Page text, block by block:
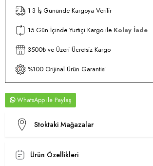
1-3 İş Gününde Kargoya Verilir
15 Gün İçinde Yurtiçi Kargo ile Kolay İade
3500₺ ve Üzeri Ücretsiz Kargo
%100 Orijinal Ürün Garantisi
WhatsApp
Stoktaki Mağazalar
Ürün Özellikleri